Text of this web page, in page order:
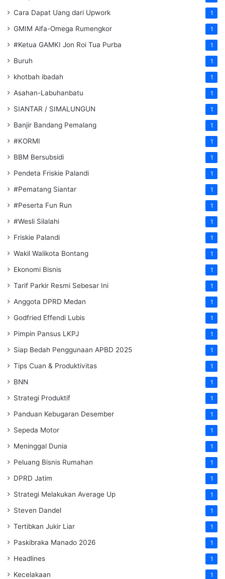
Cara Dapat Uang dari Upwork 1
GMIM Alfa-Omega Rumengkor 1
#Ketua GAMKI Jon Roi Tua Purba 1
Buruh 1
khotbah ibadah 1
Asahan-Labuhanbatu 1
SIANTAR / SIMALUNGUN 1
Banjir Bandang Pemalang 1
#KORMI 1
BBM Bersubsidi 1
Pendeta Friskie Palandi 1
#Pematang Siantar 1
#Peserta Fun Run 1
#Wesli Silalahi 1
Friskie Palandi 1
Wakil Walikota Bontang 1
Ekonomi Bisnis 1
Tarif Parkir Resmi Sebesar Ini 1
Anggota DPRD Medan 1
Godfried Effendi Lubis 1
Pimpin Pansus LKPJ 1
Siap Bedah Penggunaan APBD 2025 1
Tips Cuan & Produktivitas 1
BNN 1
Strategi Produktif 1
Panduan Kebugaran Desember 1
Sepeda Motor 1
Meninggal Dunia 1
Peluang Bisnis Rumahan 1
DPRD Jatim 1
Strategi Melakukan Average Up 1
Steven Dandel 1
Tertibkan Jukir Liar 1
Paskibraka Manado 2026 1
Headlines 1
Kecelakaan 1